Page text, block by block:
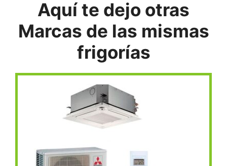
Aquí te dejo otras
Marcas de las mismas
frigorías